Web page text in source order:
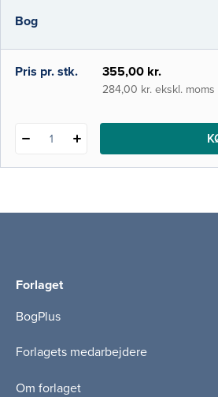
til fagfolk inden for
Bog
i-bog
Pris pr. stk. 355,00 kr.
284,00 kr. ekskl. moms
1
Forlaget
BogPlus
Forlagets medarbejdere
Om forlaget